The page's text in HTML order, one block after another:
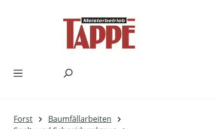
Forst
Baumfällarbeiten